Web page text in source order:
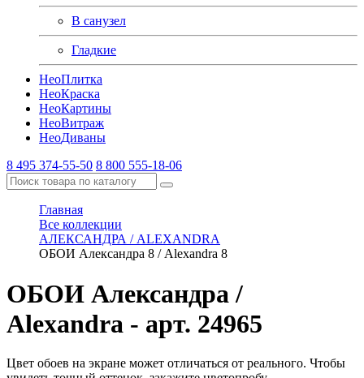
В санузел
Гладкие
НеоПлитка
НеоКраска
НеоКартины
НеоВитраж
НеоДиваны
8 495 374-55-50 8 800 555-18-06
Главная
Все коллекции
АЛЕКСАНДРА / ALEXANDRA
ОБОИ Александра 8 / Alexandra 8
ОБОИ Александра /
Alexandra - арт. 24965
Цвет обоев на экране может отличаться от реального. Чтобы